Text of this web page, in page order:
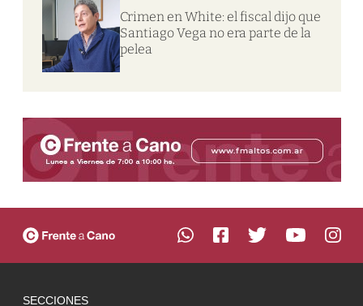
Crimen en White: el fiscal dijo que
Santiago Vega no era parte de la
pelea
SECCIONES